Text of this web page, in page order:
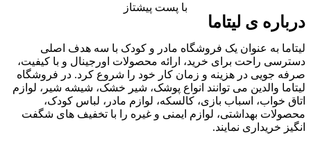
با پست پیشتاز
درباره ی لیتاما
لیتاما به عنوان یک فروشگاه مادر و کودک با سه هدف اصلی
دسترسی راحت برای خرید، ارائه محصولات اورجینال و با کیفیت،
صرفه جویی در هزینه و زمان کار خود را شروع کرد. در فروشگاه
لیتاما والدین می توانند انواع پوشک، شیر خشک، شیشه شیر، لوازم
اتاق خواب، اسباب بازی، کالسکه، لوازم مادر، لباس کودک،
محصولات بهداشتی، لوازم ایمنی و غیره را با تخفیف های شگفت
انگیز خریداری نمایند.